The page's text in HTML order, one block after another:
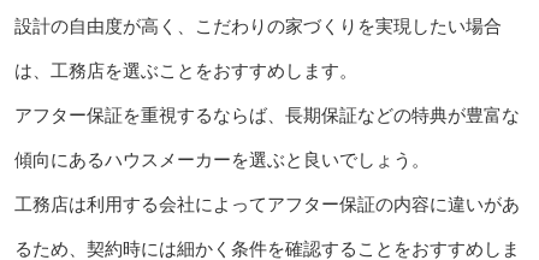
設計の自由度が高く、こだわりの家づくりを実現したい場合
は、工務店を選ぶことをおすすめします。
アフター保証を重視するならば、長期保証などの特典が豊富な
傾向にあるハウスメーカーを選ぶと良いでしょう。
工務店は利用する会社によってアフター保証の内容に違いがあ
るため、契約時には細かく条件を確認することをおすすめしま